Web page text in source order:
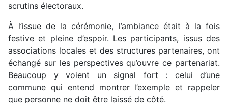
scrutins électoraux.
À l’issue de la cérémonie, l’ambiance était à la fois
festive et pleine d’espoir. Les participants, issus des
associations locales et des structures partenaires, ont
échangé sur les perspectives qu’ouvre ce partenariat.
Beaucoup y voient un signal fort : celui d’une
commune qui entend montrer l’exemple et rappeler
que personne ne doit être laissé de côté.